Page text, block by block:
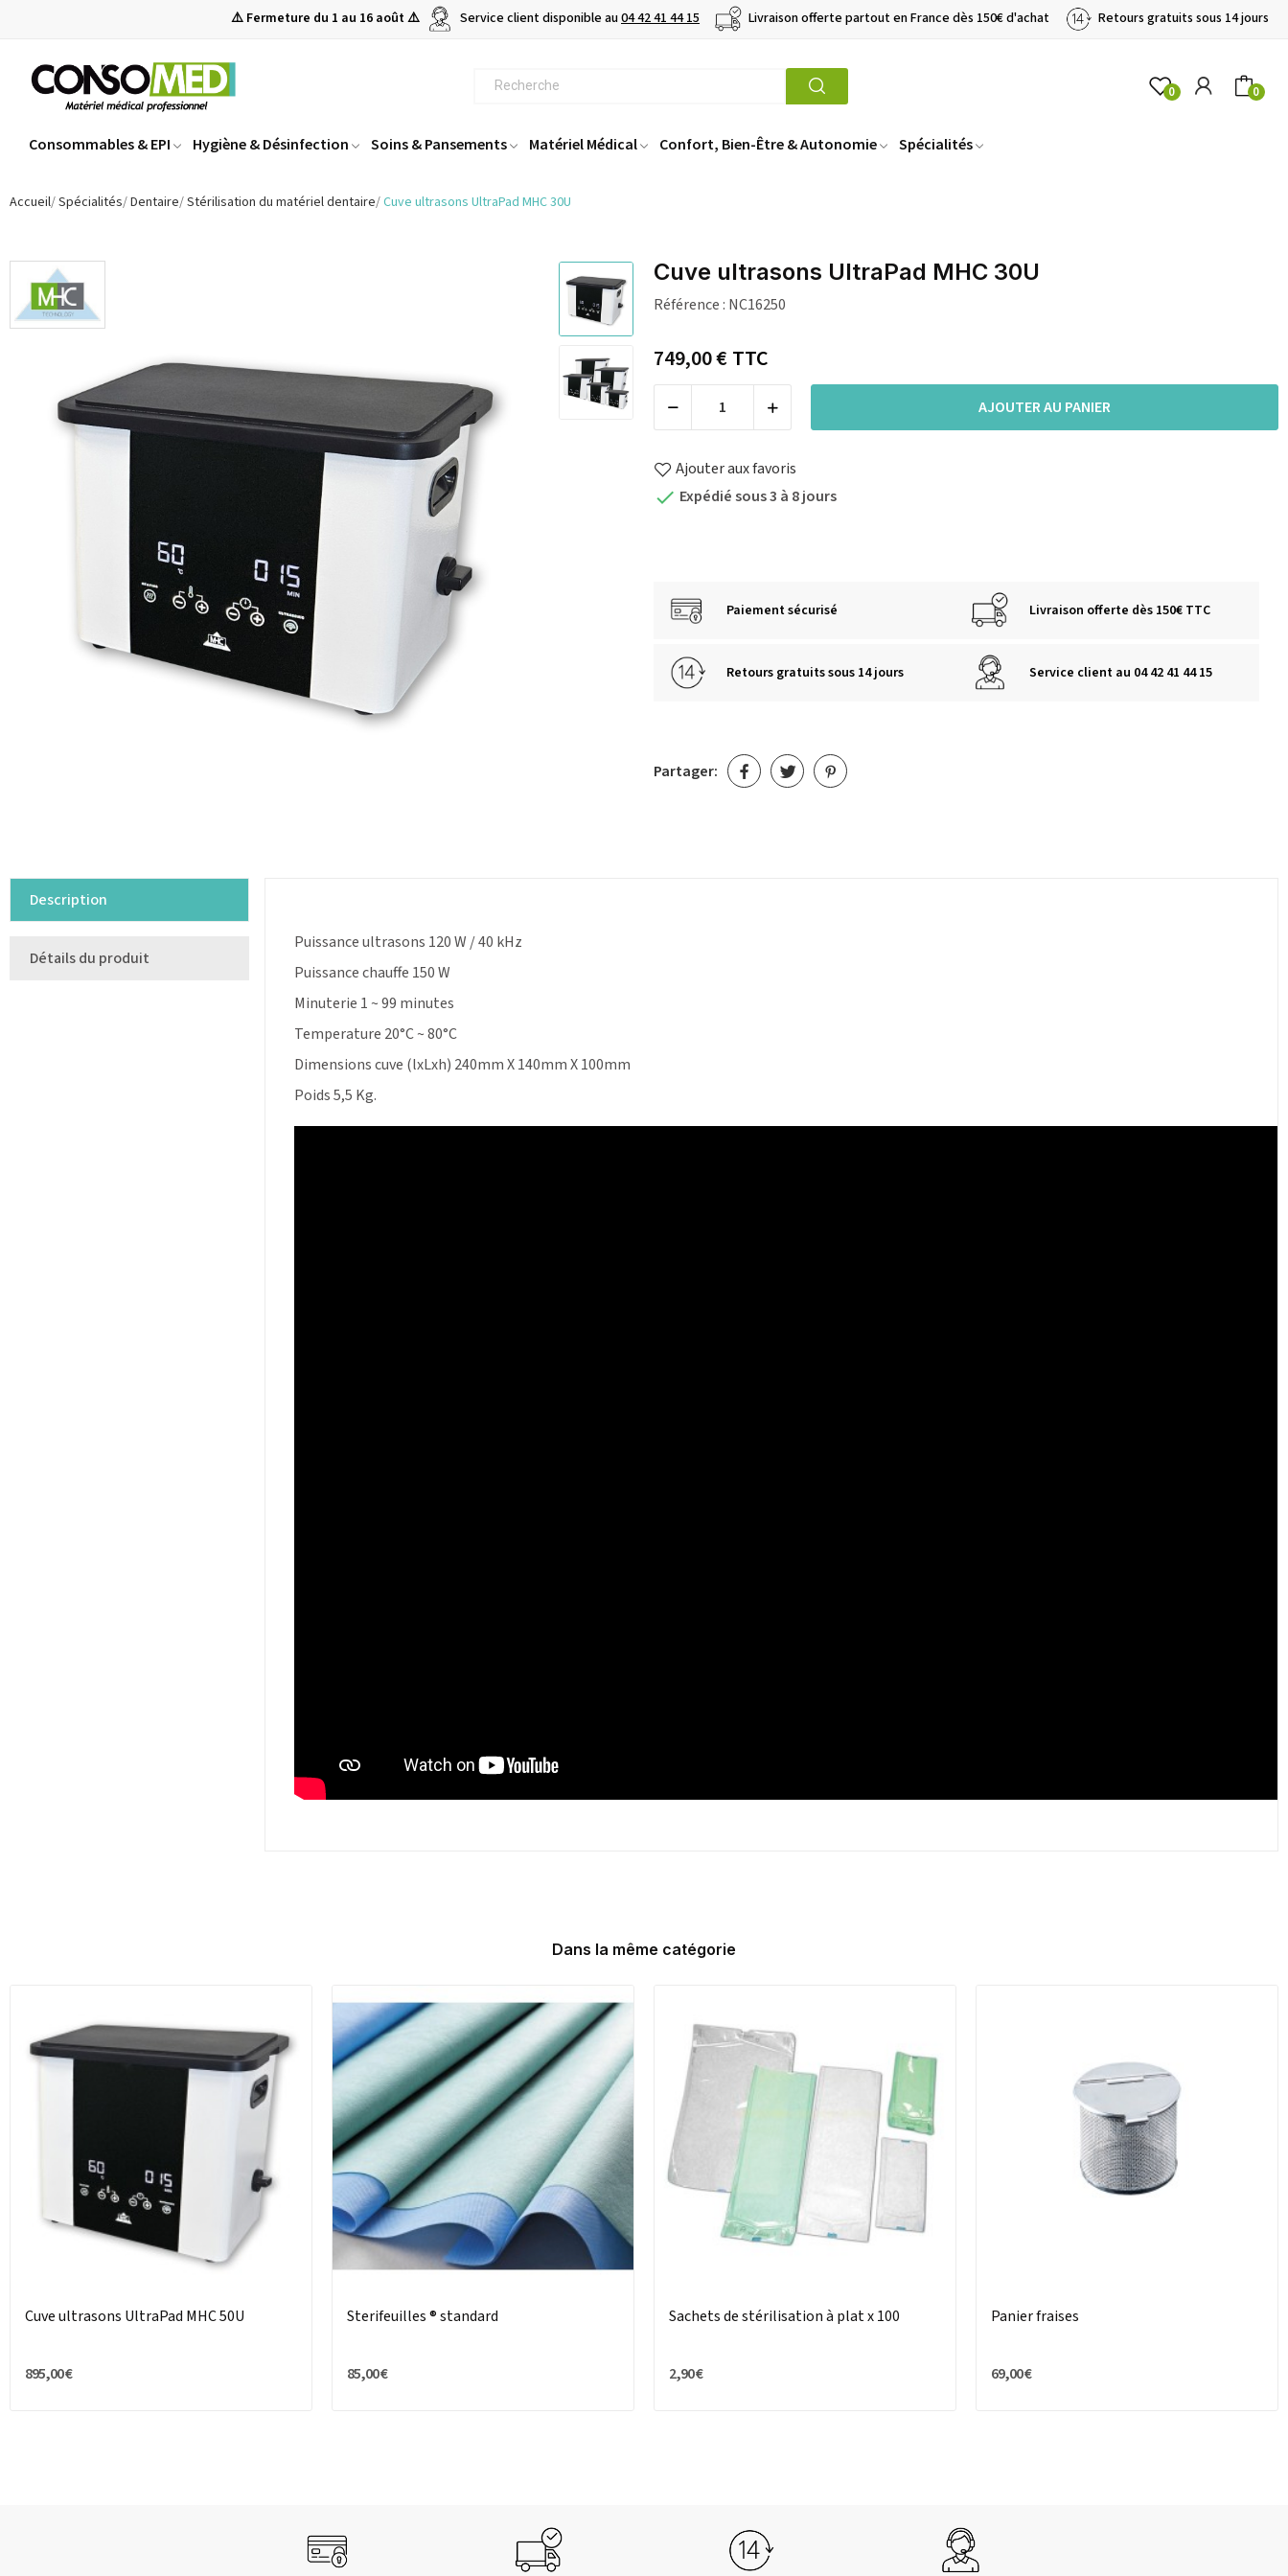
⚠️ Fermeture du 1 au 16 août ⚠️ Service client disponible au04 42 41 44 15 Livraison offerte partout en France dès 150€ d'achat Retours gratuits sous 14 jours
0 0
Consommables & EPI Hygiène & Désinfection Soins & Pansements Matériel Médical Confort, Bien-Être & Autonomie Spécialités
Accueil Spécialités Dentaire Stérilisation du matériel dentaire Cuve ultrasons UltraPad MHC 30U
Cuve ultrasons UltraPad MHC 30U
Référence : NC16250
749,00 €TTC
AJOUTER AU PANIER
Ajouter aux favoris
 Expédié sous 3 à 8 jours
Paiement sécurisé Livraison offerte dès 150€ TTC
Retours gratuits sous 14 jours Service client au 04 42 41 44 15
Partager:
Description
Détails du produit
Puissance ultrasons 120 W / 40 kHz
Puissance chauffe 150 W
Minuterie 1 ~ 99 minutes
Temperature 20°C ~ 80°C
Dimensions cuve (lxLxh) 240mm X 140mm X 100mm
Poids 5,5 Kg.
Dans la même catégorie
Cuve ultrasons UltraPad MHC 50U
895,00 €
Sterifeuilles ® standard
85,00 €
Sachets de stérilisation à plat x 100
2,90 €
Panier fraises
69,00 €